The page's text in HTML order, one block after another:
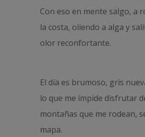
Con eso en mente salgo, a
la costa, oliendo a alga y
olor reconfortante.
El día es brumoso, gris
lo que me impide disfrutar
montañas que me rodean,
mapa.